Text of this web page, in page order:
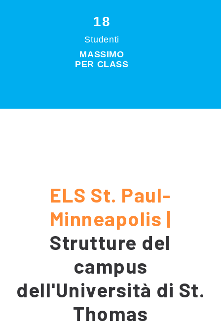
18
Studenti
MASSIMO
PER CLASS
ELS St. Paul-
Minneapolis |
Strutture del
campus
dell'Università di St.
Thomas